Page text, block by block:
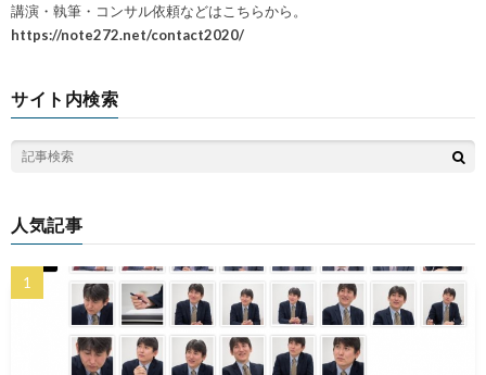
講演・執筆・コンサル依頼などはこちらから。
https://note272.net/contact2020/
サイト内検索
人気記事